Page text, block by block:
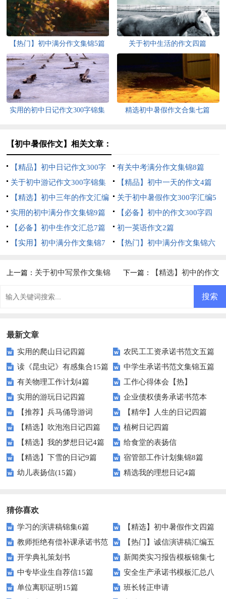
【热门】初中满分作文集锦5篇 关于初中生活的作文四篇
实用的初中日记作文300字锦集
精选初中暑假作文合集七篇
【初中暑假作文】相关文章：
【精品】初中日记作文300字
锦集6篇
有关中考满分作文集锦8篇
关于初中游记作文300字锦集
六篇
【精品】初中一天的作文4篇
【精选】初中三年的作文汇编
九篇
关于初中暑假作文300字汇编5
篇
实用的初中满分作文集锦9篇
【必备】初中的作文300字四
篇
【必备】初中生作文汇总7篇
初一英语作文2篇
【实用】初中满分作文集锦7
【热门】初中满分作文集锦六
上一篇： 关于初中写景作文集锦 下一篇： 【精选】初中的作文
最新文章
实用的爬山日记四篇
农民工工资承诺书范文五篇
读《昆虫记》有感集合15篇
中学生承诺书范文集锦五篇
有关物理工作计划4篇
工作心得体会【热】
实用的游玩日记四篇
企业债权债务承诺书范本
【推荐】兵马俑导游词
【精华】人生的日记四篇
【精选】吹泡泡日记四篇
植树日记四篇
【精选】我的梦想日记4篇
给食堂的表扬信
【精选】下雪的日记9篇
宿管部工作计划集锦8篇
幼儿表扬信(15篇)
精选我的理想日记4篇
猜你喜欢
学习的演讲稿锦集6篇
【精选】初中暑假作文四篇
教师拒绝有偿补课承诺书范
文十篇
【热门】诚信演讲稿汇编五
篇
开学典礼策划书
新闻类实习报告模板锦集七
篇
中专毕业生自荐信15篇
安全生产承诺书模板汇总八
篇
单位离职证明15篇
班长转正申请